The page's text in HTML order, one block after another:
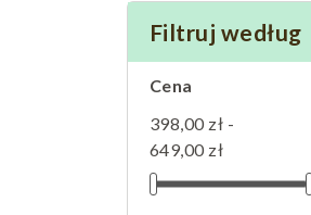
Filtruj według
Cena
398,00 zł -
649,00 zł